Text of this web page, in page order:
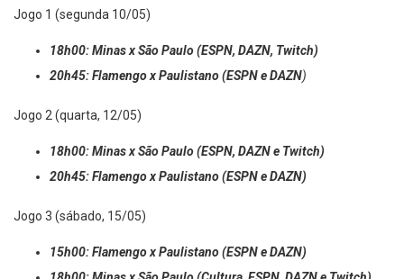
Jogo 1 (segunda 10/05)
18h00: Minas x São Paulo (ESPN, DAZN, Twitch)
20h45: Flamengo x Paulistano (ESPN e DAZN)
Jogo 2 (quarta, 12/05)
18h00: Minas x São Paulo (ESPN, DAZN e Twitch)
20h45: Flamengo x Paulistano (ESPN e DAZN)
Jogo 3 (sábado, 15/05)
15h00: Flamengo x Paulistano (ESPN e DAZN)